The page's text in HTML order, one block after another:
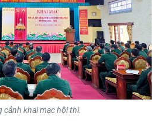
Bộ và Tây
Long
cảnh khai mạc hội thi.